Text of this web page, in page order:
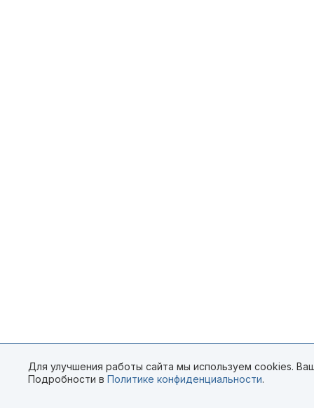
Для улучшения работы сайта мы используем cookies.
Подробности в Политике конфиденциальности.